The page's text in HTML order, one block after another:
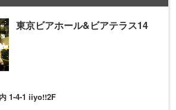
東京ビアホール&ビアテラス14
1-4-1 iiyo!!2F